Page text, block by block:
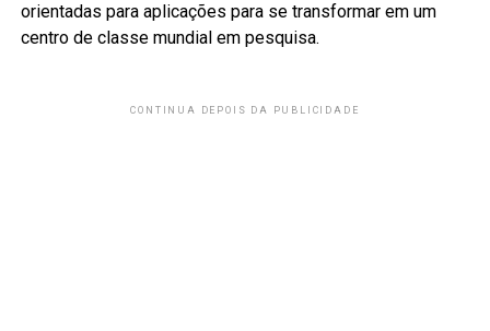
orientadas para aplicações para se transformar em um
centro de classe mundial em pesquisa.
CONTINUA DEPOIS DA PUBLICIDADE